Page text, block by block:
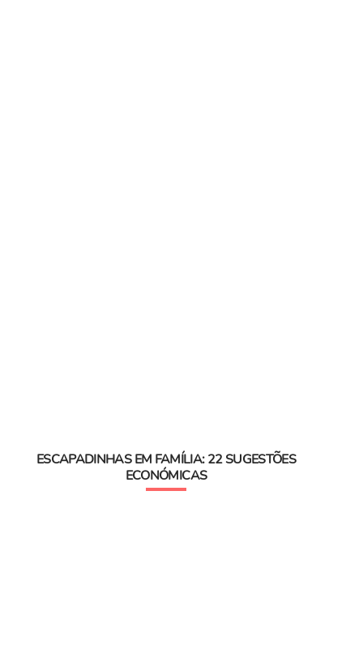
ESCAPADINHAS EM FAMÍLIA: 22 SUGESTÕES
ECONÓMICAS